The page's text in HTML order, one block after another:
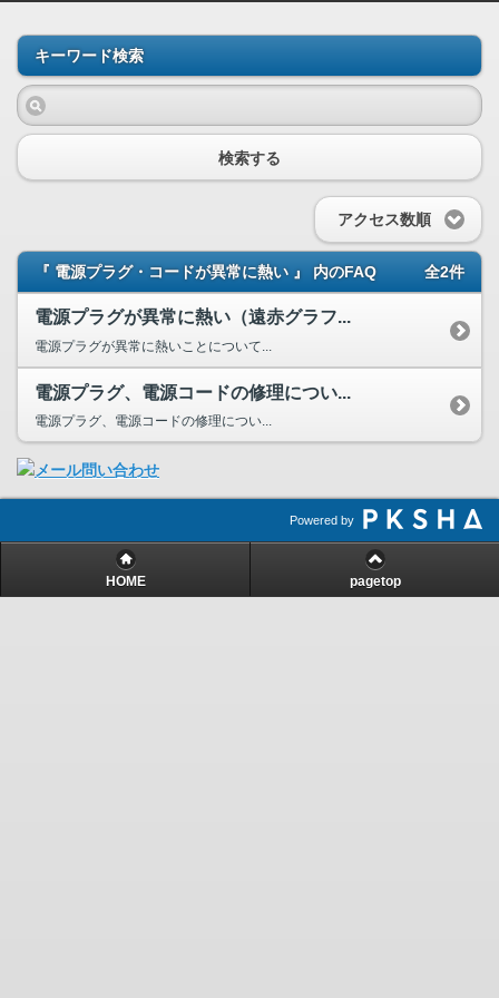
キーワード検索
検索する
アクセス数順
『 電源プラグ・コードが異常に熱い 』 内のFAQ 全2件
電源プラグが異常に熱い（遠赤グラフ...
電源プラグが異常に熱いことについて...
電源プラグ、電源コードの修理につい...
電源プラグ、電源コードの修理につい...
Powered by
HOME pagetop